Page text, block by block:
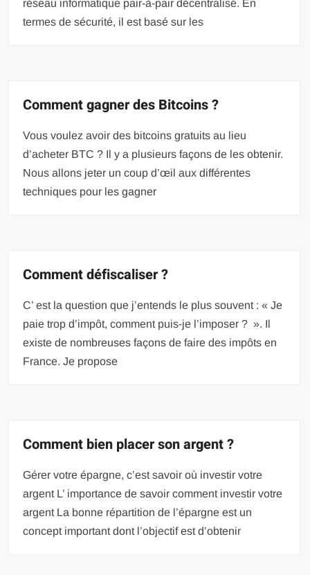
réseau informatique pair-à-pair décentralisé. En
termes de sécurité, il est basé sur les
Comment gagner des Bitcoins ?
Vous voulez avoir des bitcoins gratuits au lieu
d’acheter BTC ? Il y a plusieurs façons de les obtenir.
Nous allons jeter un coup d’œil aux différentes
techniques pour les gagner
Comment défiscaliser ?
C’ est la question que j’entends le plus souvent : « Je
paie trop d’impôt, comment puis-je l’imposer ? ». Il
existe de nombreuses façons de faire des impôts en
France. Je propose
Comment bien placer son argent ?
Gérer votre épargne, c’est savoir où investir votre
argent L’ importance de savoir comment investir votre
argent La bonne répartition de l’épargne est un
concept important dont l’objectif est d’obtenir